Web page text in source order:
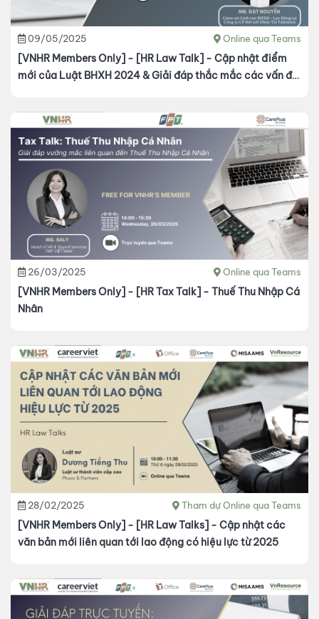
09/05/2025 Online qua Teams
[VNHR Members Only] - [HR Law Talk] - Cập nhật điểm
mới của Luật BHXH 2024 & Giải đáp thắc mắc các vấn đề
26/03/2025 Online qua Teams
[VNHR Members Only] - [HR Tax Talk] - Thuế Thu Nhập Cá
Nhân
28/02/2025 Tham dự Online qua Teams
[VNHR Members Only] - [HR Law Talks] - Cập nhật các
văn bản mới liên quan tới lao động có hiệu lực từ 2025